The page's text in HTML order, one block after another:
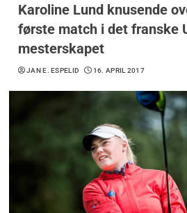
Karoline Lund knusende
første match i det franske
mesterskapet
JAN E. ESPELID 16. APRIL 2017